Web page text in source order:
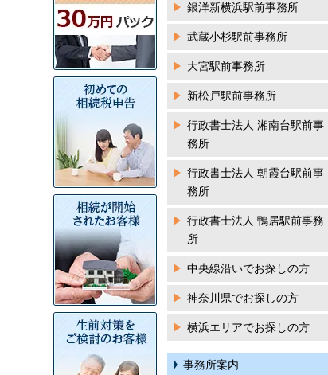
銀洋新横浜駅前事務所
武蔵小杉駅前事務所
大宮駅前事務所
新松戸駅前事務所
行政書士法人 湘南台駅前事
務所
行政書士法人 朝霞台駅前事
務所
行政書士法人 鴨居駅前事務
所
中央線沿いでお探しの方
神奈川県でお探しの方
横浜エリアでお探しの方
事務所案内